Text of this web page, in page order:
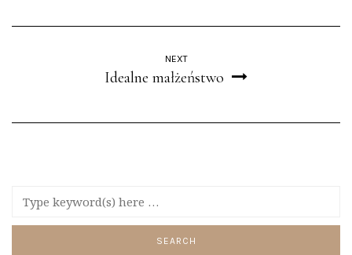
NEXT
Idealne małżeństwo